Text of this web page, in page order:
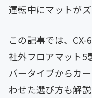
運転中にマットが
この記事では、
社外フロアマット5
バータイプからカ
わせた選び方も解説